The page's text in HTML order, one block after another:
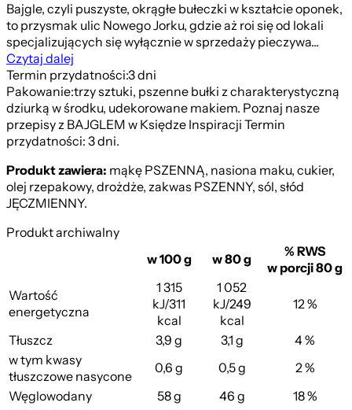
Bajgle, czyli puszyste, okrągłe bułeczki w kształcie oponek,
to przysmak ulic Nowego Jorku, gdzie aż roi się od lokali
specjalizujących się wyłącznie w sprzedaży pieczywa...
Czytaj dalej
Termin przydatności:3 dni
Pakowanie:trzy sztuki, pszenne bułki z charakterystyczną
dziurką w środku, udekorowane makiem. Poznaj nasze
przepisy z BAJGLEM w Księdze Inspiracji Termin
przydatności: 3 dni.
Produkt zawiera: mąkę PSZENNĄ, nasiona maku, cukier,
olej rzepakowy, drożdże, zakwas PSZENNY, sól, słód
JĘCZMIENNY.
Produkt archiwalny
w 100 g
w 80 g
% RWS
w porcji 80 g
Wartość
energetyczna
1 315
kJ/311
kcal
1 052
kJ/249
kcal
12 %
Tłuszcz 3,9 g 3,1 g
4 %
w tym kwasy
tłuszczowe nasycone
0,6 g 0,5 g
2 %
Węglowodany
58 g 46 g
18 %